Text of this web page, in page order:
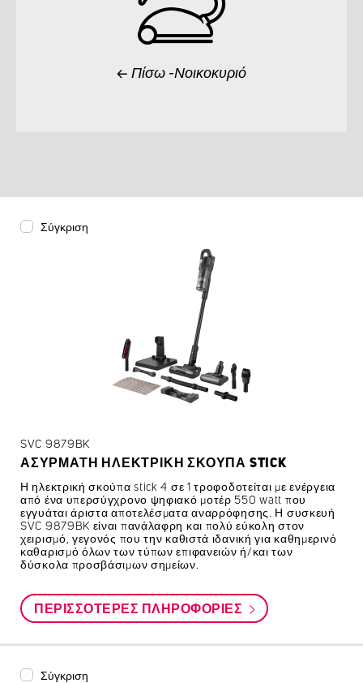
Πίσω -Νοικοκυριό
Σύγκριση
SVC 9879BK
ΑΣΎΡΜΑΤΗ ΗΛΕΚΤΡΙΚΉ ΣΚΟΎΠΑ STICK
Η ηλεκτρική σκούπα stick 4 σε 1 τροφοδοτείται με ενέργεια
από ένα υπερσύγχρονο ψηφιακό μοτέρ 550 watt που
εγγυάται άριστα αποτελέσματα αναρρόφησης. Η συσκευή
SVC 9879BK είναι πανάλαφρη και πολύ εύκολη στον
χειρισμό, γεγονός που την καθιστά ιδανική για καθημερινό
καθαρισμό όλων των τύπων επιφανειών ή/και των
δύσκολα προσβάσιμων σημείων.
ΠΕΡΙΣΣΌΤΕΡΕΣ ΠΛΗΡΟΦΟΡΊΕΣ
Σύγκριση